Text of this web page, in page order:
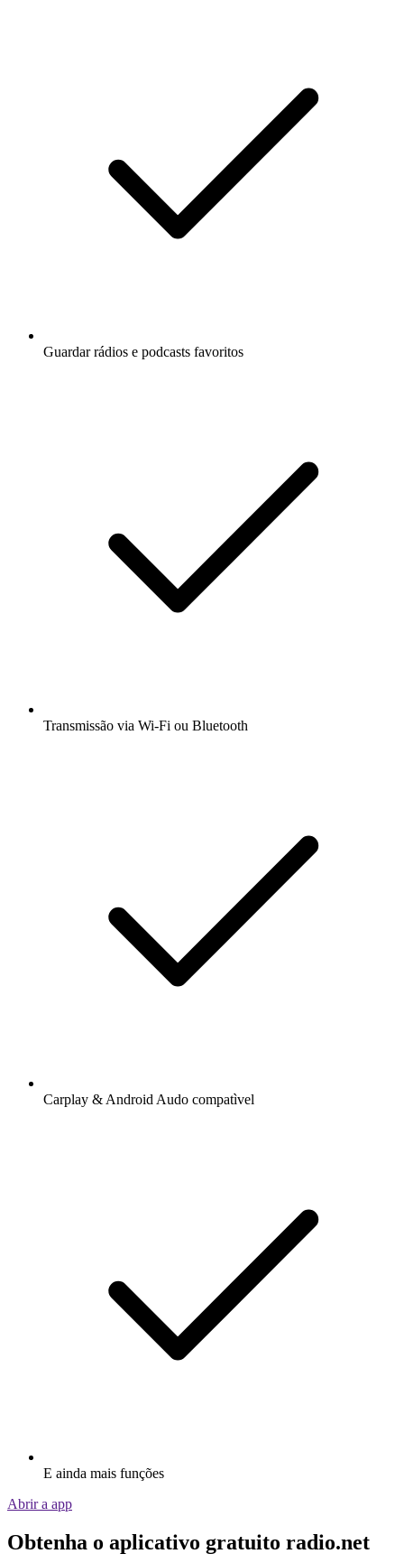
Guardar rádios e podcasts favoritos
Transmissão via Wi-Fi ou Bluetooth
Carplay & Android Audo compatìvel
E ainda mais funções
Abrir a app
Obtenha o aplicativo gratuito radio.net